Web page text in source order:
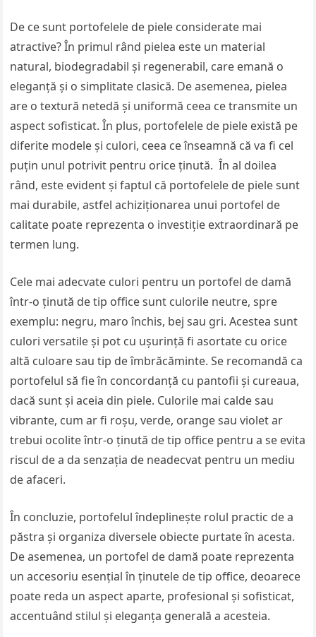
De ce sunt portofelele de piele considerate mai
atractive? În primul rând pielea este un material
natural, biodegradabil și regenerabil, care emană o
eleganță și o simplitate clasică. De asemenea, pielea
are o textură netedă și uniformă ceea ce transmite un
aspect sofisticat. În plus, portofelele de piele există pe
diferite modele și culori, ceea ce înseamnă că va fi cel
puțin unul potrivit pentru orice ținută. În al doilea
rând, este evident și faptul că portofelele de piele sunt
mai durabile, astfel achiziționarea unui portofel de
calitate poate reprezenta o investiție extraordinară pe
termen lung.
Cele mai adecvate culori pentru un portofel de damă
într-o ținută de tip office sunt culorile neutre, spre
exemplu: negru, maro închis, bej sau gri. Acestea sunt
culori versatile și pot cu ușurință fi asortate cu orice
altă culoare sau tip de îmbrăcăminte. Se recomandă ca
portofelul să fie în concordanță cu pantofii și cureaua,
dacă sunt și aceia din piele. Culorile mai calde sau
vibrante, cum ar fi roșu, verde, orange sau violet ar
trebui ocolite într-o ținută de tip office pentru a se evita
riscul de a da senzația de neadecvat pentru un mediu
de afaceri.
În concluzie, portofelul îndeplinește rolul practic de a
păstra și organiza diversele obiecte purtate în acesta.
De asemenea, un portofel de damă poate reprezenta
un accesoriu esențial în ținutele de tip office, deoarece
poate reda un aspect aparte, profesional și sofisticat,
accentuând stilul și eleganța generală a acesteia.